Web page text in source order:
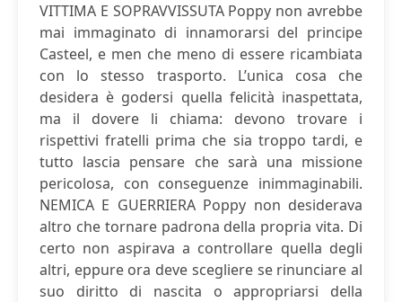
VITTIMA E SOPRAVVISSUTA Poppy non avrebbe
mai immaginato di innamorarsi del principe
Casteel, e men che meno di essere ricambiata
con lo stesso trasporto. L’unica cosa che
desidera è godersi quella felicità inaspettata,
ma il dovere li chiama: devono trovare i
rispettivi fratelli prima che sia troppo tardi, e
tutto lascia pensare che sarà una missione
pericolosa, con conseguenze inimmaginabili.
NEMICA E GUERRIERA Poppy non desiderava
altro che tornare padrona della propria vita. Di
certo non aspirava a controllare quella degli
altri, eppure ora deve scegliere se rinunciare al
suo diritto di nascita o appropriarsi della